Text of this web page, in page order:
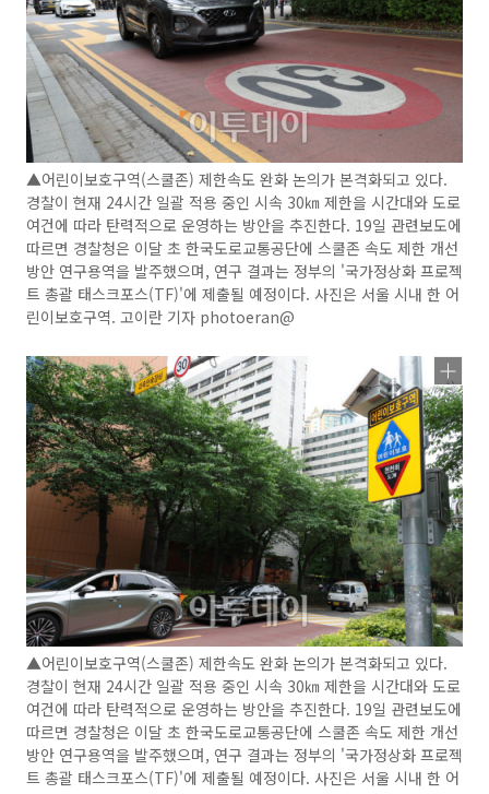
▲어린이보호구역(스쿨존) 제한속도 완화 논의가 본격화되고 있다.
경찰이 현재 24시간 일괄 적용 중인 시속 30㎞ 제한을 시간대와 도로
여건에 따라 탄력적으로 운영하는 방안을 추진한다. 19일 관련보도에
따르면 경찰청은 이달 초 한국도로교통공단에 스쿨존 속도 제한 개선
방안 연구용역을 발주했으며, 연구 결과는 정부의 '국가정상화 프로젝
트 총괄 태스크포스(TF)'에 제출될 예정이다. 사진은 서울 시내 한 어
린이보호구역. 고이란 기자 photoeran@
▲어린이보호구역(스쿨존) 제한속도 완화 논의가 본격화되고 있다.
경찰이 현재 24시간 일괄 적용 중인 시속 30㎞ 제한을 시간대와 도로
여건에 따라 탄력적으로 운영하는 방안을 추진한다. 19일 관련보도에
따르면 경찰청은 이달 초 한국도로교통공단에 스쿨존 속도 제한 개선
방안 연구용역을 발주했으며, 연구 결과는 정부의 '국가정상화 프로젝
트 총괄 태스크포스(TF)'에 제출될 예정이다. 사진은 서울 시내 한 어